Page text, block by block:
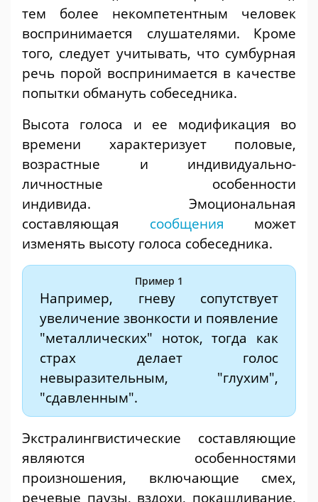
тем более некомпетентным человек
воспринимается слушателями. Кроме
того, следует учитывать, что сумбурная
речь порой воспринимается в качестве
попытки обмануть собеседника.
Высота голоса и ее модификация во
времени характеризует половые,
возрастные и индивидуально-
личностные особенности
индивида. Эмоциональная
составляющая сообщения может
изменять высоту голоса собеседника.
Пример 1
Например, гневу сопутствует
увеличение звонкости и появление
"металлических" ноток, тогда как
страх делает голос
невыразительным, "глухим",
"сдавленным".
Экстралингвистические составляющие
являются особенностями
произношения, включающие смех,
речевые паузы, вздохи, покашливание,